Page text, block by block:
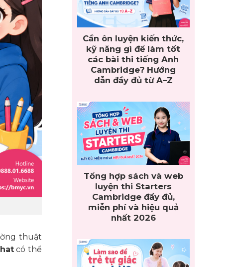
thuật
có thể
Cần ôn luyện kiến thức,
kỹ năng gì để làm tốt
các bài thi tiếng Anh
Cambridge? Hướng
dẫn đầy đủ từ A–Z
Tổng hợp sách và web
luyện thi Starters
Cambridge đầy đủ,
miễn phí và hiệu quả
nhất 2026